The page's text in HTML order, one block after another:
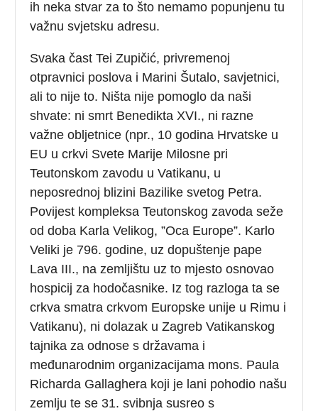
ih neka stvar za to što nemamo popunjenu tu
važnu svjetsku adresu.
Svaka čast Tei Zupičić, privremenoj
otpravnici poslova i Marini Šutalo, savjetnici,
ali to nije to. Ništa nije pomoglo da naši
shvate: ni smrt Benedikta XVI., ni razne
važne obljetnice (npr., 10 godina Hrvatske u
EU u crkvi Svete Marije Milosne pri
Teutonskom zavodu u Vatikanu, u
neposrednoj blizini Bazilike svetog Petra.
Povijest kompleksa Teutonskog zavoda seže
od doba Karla Velikog, ”Oca Europe”. Karlo
Veliki je 796. godine, uz dopuštenje pape
Lava III., na zemljištu uz to mjesto osnovao
hospicij za hodočasnike. Iz tog razloga ta se
crkva smatra crkvom Europske unije u Rimu i
Vatikanu), ni dolazak u Zagreb Vatikanskog
tajnika za odnose s državama i
međunarodnim organizacijama mons. Paula
Richarda Gallaghera koji je lani pohodio našu
zemlju te se 31. svibnja susreo s